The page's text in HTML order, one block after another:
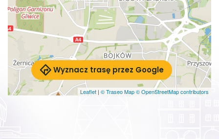
Leaflet | © Traseo Map© OpenStreetMap contributors
Wyznacz trasę przez Google